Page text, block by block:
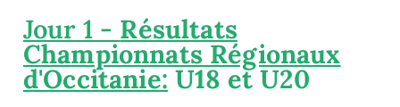
Jour 1 - Résultats
Championnats Régionaux
d'Occitanie: U18 et U20